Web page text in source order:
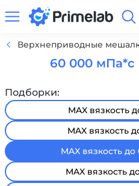
Верхнеприводные
60 000 мПа*с
Подборки:
MAX вязкость
MAX вязкость
MAX вязкость
MAX вязкость